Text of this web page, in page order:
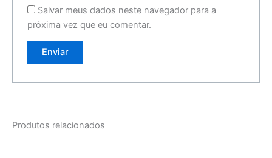
Salvar meus dados neste navegador para a
próxima vez que eu comentar.
Produtos relacionados